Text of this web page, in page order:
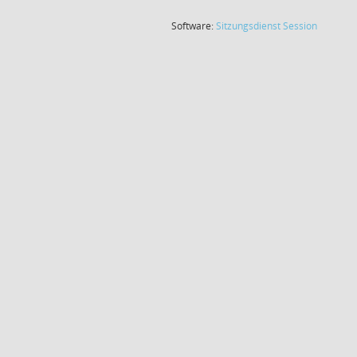
Software:SitzungsdienstSession(Wird in